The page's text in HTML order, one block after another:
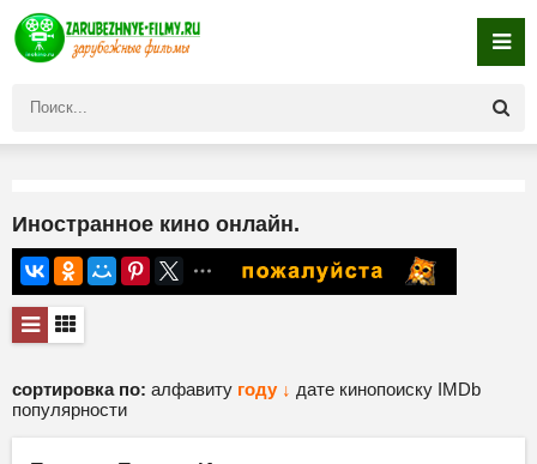
Иностранное кино онлайн.
сортировка по: алфавиту году ↓ дате кинопоиску IMDb
популярности